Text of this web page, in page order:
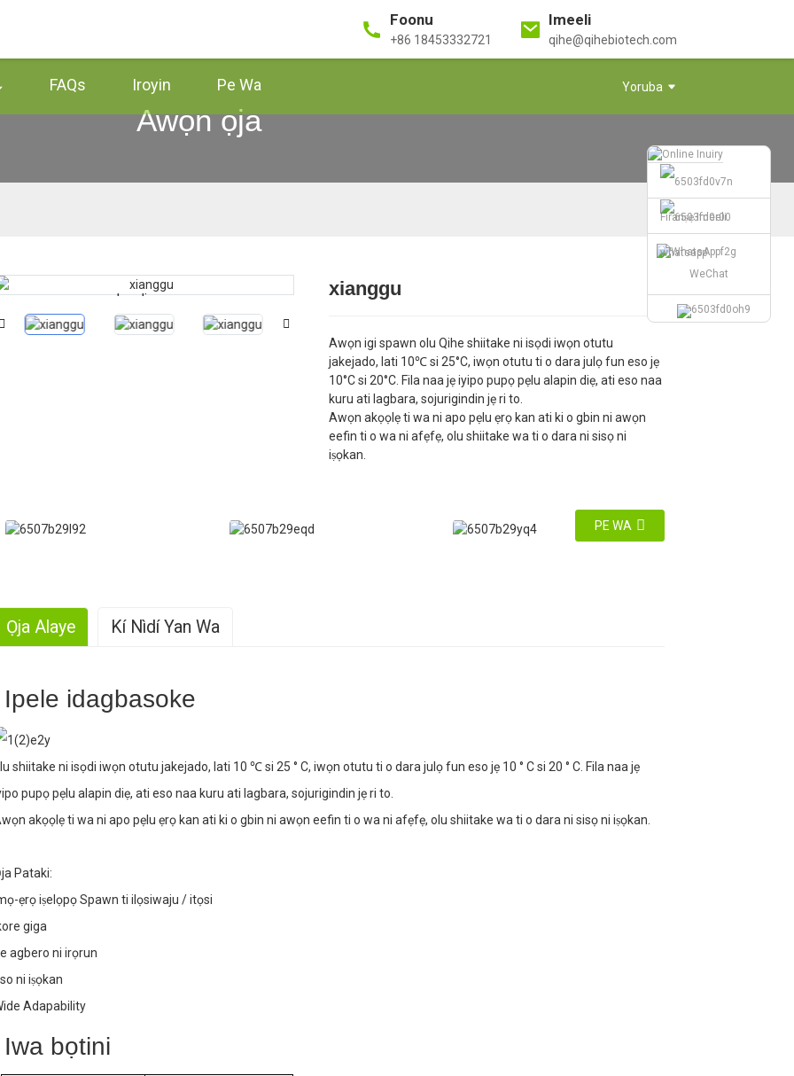
Foonu
+86 18453332721
Imeeli
qihe@qihebiotech.com
FAQs Iroyin Pe Wa Yoruba
Firanṣẹ Imeeli
whatsapp
WeChat
Awọn ọja
Loading...
Loading... Loading...
Loading...
xianggu
Awọn igi spawn olu Qihe shiitake ni isọdi iwọn otutu
jakejado, lati 10℃ si 25°C, iwọn otutu ti o dara julọ fun eso jẹ
10°C si 20°C. Fila naa jẹ iyipo pupọ pẹlu alapin diẹ, ati eso naa
kuru ati lagbara, sojurigindin jẹ ri to.
Awọn akọọlẹ ti wa ni apo pẹlu ẹrọ kan ati ki o gbin ni awọn
eefin ti o wa ni afẹfẹ, olu shiitake wa ti o dara ni sisọ ni
iṣọkan.
PE WA
Ọja Alaye Kí Nìdí Yan Wa
Ipele idagbasoke
shiitake ni isọdi iwọn otutu jakejado, lati 10 ℃ si 25 ° C, iwọn otutu ti o dara julọ fun eso jẹ 10 ° C si 20 ° C. Fila naa jẹ
pupọ pẹlu alapin diẹ, ati eso naa kuru ati lagbara, sojurigindin jẹ ri to.
akọọlẹ ti wa ni apo pẹlu ẹrọ kan ati ki o gbin ni awọn eefin ti o wa ni afẹfẹ, olu shiitake wa ti o dara ni sisọ ni iṣọkan.
Pataki:
ẹrọ iṣelọpọ Spawn ti ilọsiwaju / itọsi
giga
agbero ni irọrun
ni iṣọkan
Adapability
Iwa bọtini
Ọlọrọ Iriri
Agbara iṣelọpọ ti o lagbara